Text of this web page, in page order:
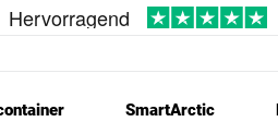
SmartArctic